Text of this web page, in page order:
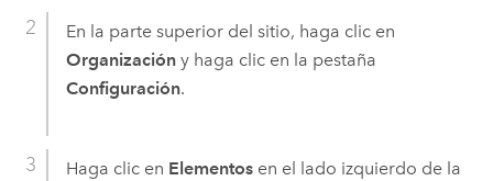
En la parte superior del sitio, haga clic en
Organizacióny haga clic en la pestaña
Configuración.
Haga clic en Elementosen el lado izquierdo de la